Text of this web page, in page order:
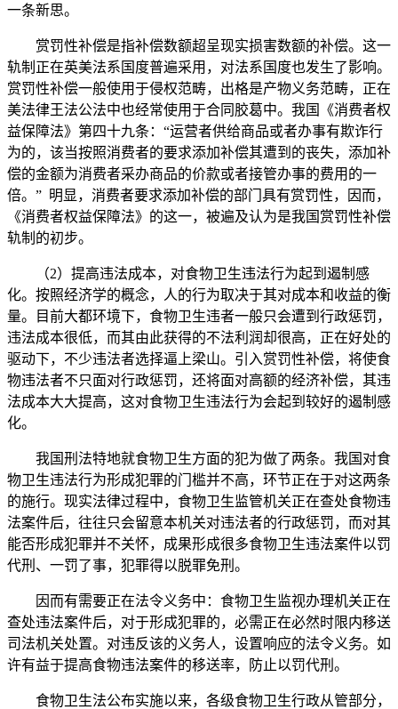
一条新思。
赏罚性补偿是指补偿数额超呈现实损害数额的补偿。这一
轨制正在英美法系国度普遍采用，对法系国度也发生了影响。
赏罚性补偿一般使用于侵权范畴，出格是产物义务范畴，正在
美法律王法公法中也经常使用于合同胶葛中。我国《消费者权
益保障法》第四十九条：“运营者供给商品或者办事有欺诈行
为的，该当按照消费者的要求添加补偿其遭到的丧失，添加补
偿的金额为消费者采办商品的价款或者接管办事的费用的一
倍。” 明显，消费者要求添加补偿的部门具有赏罚性，因而，
《消费者权益保障法》的这一，被遍及认为是我国赏罚性补偿
轨制的初步。
（2）提高违法成本，对食物卫生违法行为起到遏制感
化。按照经济学的概念，人的行为取决于其对成本和收益的衡
量。目前大都环境下，食物卫生违者一般只会遭到行政惩罚，
违法成本很低，而其由此获得的不法利润却很高，正在好处的
驱动下，不少违法者选择逼上梁山。引入赏罚性补偿，将使食
物违法者不只面对行政惩罚，还将面对高额的经济补偿，其违
法成本大大提高，这对食物卫生违法行为会起到较好的遏制感
化。
我国刑法特地就食物卫生方面的犯为做了两条。我国对食
物卫生违法行为形成犯罪的门槛并不高，环节正在于对这两条
的施行。现实法律过程中，食物卫生监管机关正在查处食物违
法案件后，往往只会留意本机关对违法者的行政惩罚，而对其
能否形成犯罪并不关怀，成果形成很多食物卫生违法案件以罚
代刑、一罚了事，犯罪得以脱罪免刑。
因而有需要正在法令义务中：食物卫生监视办理机关正在
查处违法案件后，对于形成犯罪的，必需正在必然时限内移送
司法机关处置。对违反该的义务人，设置响应的法令义务。如
许有益于提高食物违法案件的移送率，防止以罚代刑。
食物卫生法公布实施以来，各级食物卫生行政从管部分，